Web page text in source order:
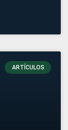
ARTÍCULOS